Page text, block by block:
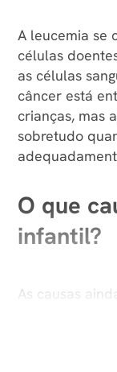
A leucemia se
células
as células
câncer está
crianças, mas
sobretudo
O que
infantil?
As causas
genéticos e
probabilidade